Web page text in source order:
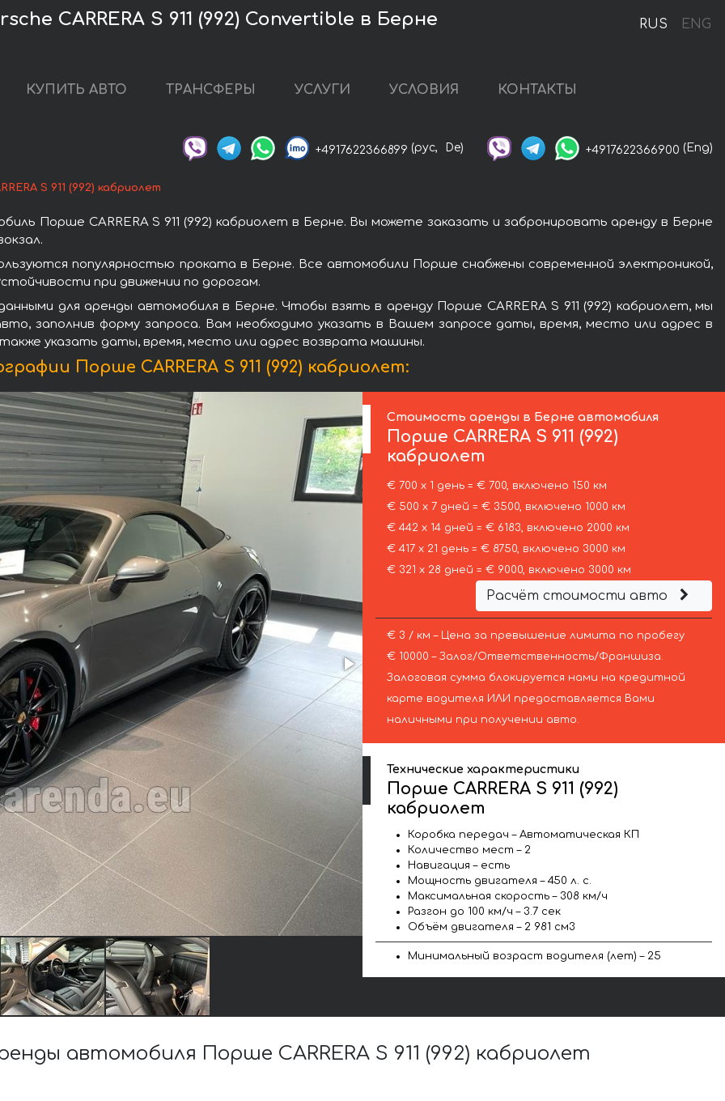
RUS ENG
CARRERA S 911 (992) Convertible в Берне
КУПИТЬ АВТО ТРАНСФЕРЫ УСЛУГИ УСЛОВИЯ КОНТАКТЫ
+4917622366899 (рус, De) +4917622366900 (Eng)
S 911 (992) кабриолет
Порше CARRERA S 911 (992) кабриолет в Берне. Вы можете заказать и забронировать аренду в Берне
популярностью проката в Берне. Все автомобили Порше снабжены современной электроникой,
при движении по дорогам.
для аренды автомобиля в Берне. Чтобы взять в аренду Порше CARRERA S 911 (992) кабриолет, мы
заполнив форму запроса. Вам необходимо указать в Вашем запросе даты, время, место или адрес в
указать даты, время, место или адрес возврата машины.
Порше CARRERA S 911 (992) кабриолет:
Стоимость аренды в Берне автомобиля
Порше CARRERA S 911 (992)
кабриолет
€ 700 х 1 день = € 700, включено 150 км
€ 500 х 7 дней = € 3500, включено 1000 км
€ 442 х 14 дней = € 6183, включено 2000 км
€ 417 х 21 день = € 8750, включено 3000 км
€ 321 х 28 дней = € 9000, включено 3000 км
Расчёт стоимости авто
€ 3 / км – Цена за превышение лимита по пробегу
€ 10000 – Залог/Ответственность/Франшиза.
Залоговая сумма блокируется нами на кредитной
карте водителя ИЛИ предоставляется Вами
наличными при получении авто.
Технические характеристики
Порше CARRERA S 911 (992)
кабриолет
Коробка передач – Автоматическая КП
Количество мест – 2
Навигация – есть
Мощность двигателя – 450 л. с.
Максимальная скорость – 308 км/ч
Разгон до 100 км/ч – 3.7 сек
Объём двигателя – 2 981 см3
Минимальный возраст водителя (лет) – 25
автомобиля Порше CARRERA S 911 (992) кабриолет